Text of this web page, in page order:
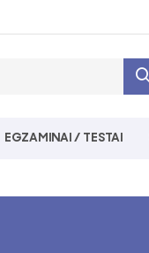
EGZAMINAI / TESTAI